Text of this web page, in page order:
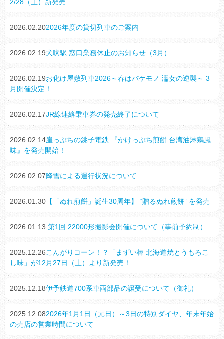
2/28（土）新発売
2026.02.202026年度の貸切列車のご案内
2026.02.19犬吠駅 窓口業務休止のお知らせ（3月）
2026.02.19お化け屋敷列車2026～春はバケモノ 濡女の逆襲～ 3
月開催決定！
2026.02.17JR線連絡乗車券の発売終了について
2026.02.14崖っぷちの銚子電鉄 『かけっぷち煎餅 台湾油淋鶏風
味』を発売開始！
2026.02.07降雪による運行状況について
2026.01.30 【「ぬれ煎餅」誕生30周年】 “贈るぬれ煎餅” を発売
2026.01.13 第1回 22000形撮影会開催について（事前予約制）
2025.12.26こんがりコーン！？「まずい棒 北海道焼とうもろこ
し味」が12月27日（土）より新発売！
2025.12.18伊予鉄道700系車両部品の譲受について（御礼）
2025.12.082026年1月1日（元日）～3日の特別ダイヤ、年末年始
の売店の営業時間について